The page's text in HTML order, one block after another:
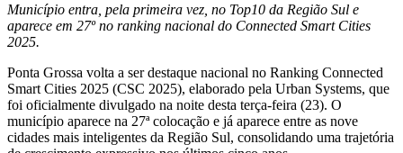
Município entra, pela primeira vez, no Top10 da Região Sul e
aparece em 27º no ranking nacional do Connected Smart Cities
2025.
Ponta Grossa volta a ser destaque nacional no Ranking Connected
Smart Cities 2025 (CSC 2025), elaborado pela Urban Systems, que
foi oficialmente divulgado na noite desta terça-feira (23). O
município aparece na 27ª colocação e já aparece entre as nove
cidades mais inteligentes da Região Sul, consolidando uma trajetória